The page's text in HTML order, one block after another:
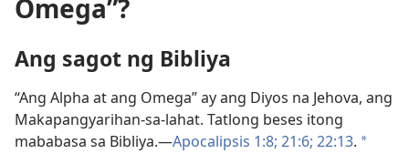
Omega”?
Ang sagot ng Bibliya
“Ang Alpha at ang Omega” ay ang Diyos na Jehova, ang
Makapangyarihan-sa-lahat. Tatlong beses itong
mababasa sa Bibliya.—Apocalipsis 1:8; 21:6; 22:13. a